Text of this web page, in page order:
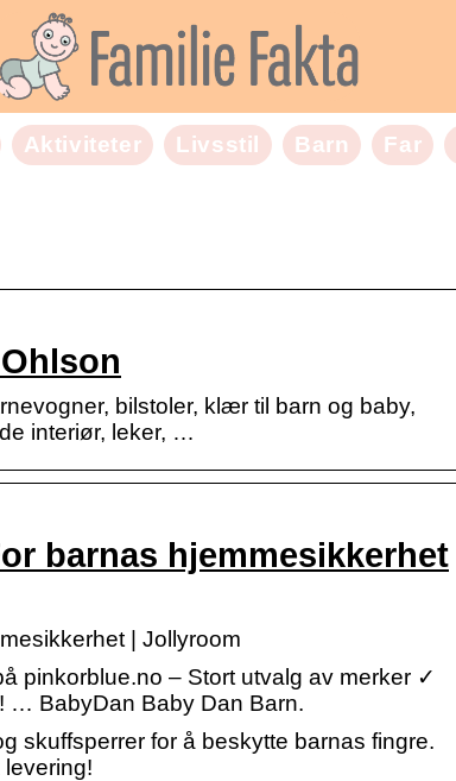
Aktiviteter Livsstil Barn Far
bilstoler, klær til barn og baby,
interiør, leker, …
barnas hjemmesikkerhet
| Jollyroom
pinkorblue.no – Stort utvalg av merker ✓
… BabyDan Baby Dan Barn.
skuffsperrer for å beskytte barnas fingre.